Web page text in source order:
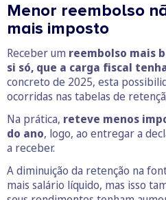
Menor reembolso
mais imposto
Receber um reembolso mais
si só, que a carga fiscal
concreto de 2025, esta
ocorridas nas tabelas de
Na prática, reteve menos
do ano, logo, ao entregar a
a receber.
A diminuição da retenção na
mais salário líquido, mas isso